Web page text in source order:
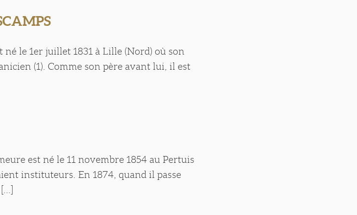
né le 1er juillet 1831 à Lille (Nord) où son
(1). Comme son père avant lui, il est
est né le 11 novembre 1854 au Pertuis
instituteurs. En 1874, quand il passe